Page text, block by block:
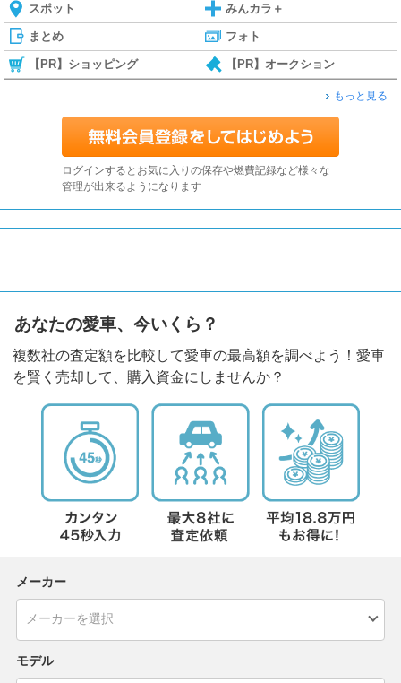
スポット みんカラ＋
まとめ フォト
【PR】ショッピング 【PR】オークション
もっと見る
ログインするとお気に入りの保存や燃費記録など様々な
管理が出来るようになります
あなたの愛車、今いくら？
複数社の査定額を比較して愛車の最高額を調べよう！愛車
を賢く売却して、購入資金にしませんか？
メーカー
モデル